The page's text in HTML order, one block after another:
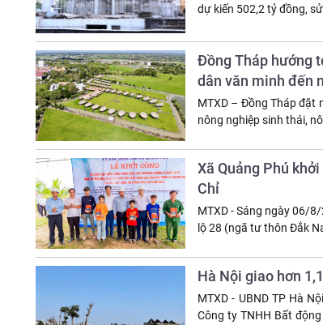
dự kiến 502,2 tỷ đồng,
Đồng Tháp hướng
dân văn minh đến
MTXD – Đồng Tháp đặt
nông nghiệp sinh thái,
Xã Quảng Phú
Chỉ
MTXD - Sáng ngày 06/
lộ 28 (ngã tư thôn Đắk
Hà Nội giao hơn
MTXD - UBND TP Hà
Công ty TNHH Bất